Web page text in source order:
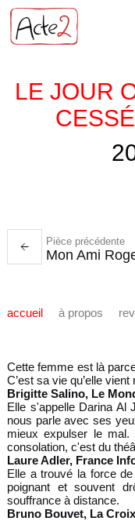
LE JOUR
Pièce précédente
Mon Ami
accueil à propos
Cette femme est là
C’est sa vie qu’elle
Brigitte Salino, Le
Elle s'appelle Darina Al
nous parle avec ses
mieux expulser le
consolation, c'est du
Laure Adler, France
Elle a trouvé la force
poignant et souvent
souffrance à distance.
Bruno Bouvet, La Croix